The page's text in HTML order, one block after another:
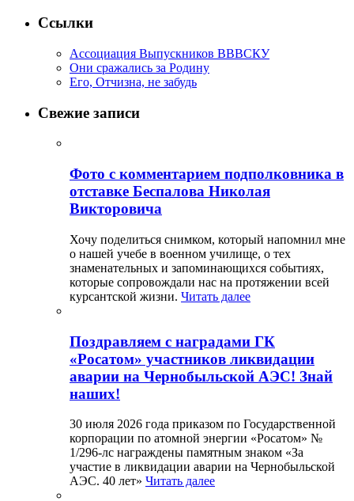
Ссылки
Ассоциация Выпускников ВВВСКУ
Они сражались за Родину
Его, Отчизна, не забудь
Свежие записи
Фото с комментарием подполковника в
отставке Беспалова Николая
Викторовича
Хочу поделиться снимком, который напомнил мне
о нашей учебе в военном училище, о тех
знаменательных и запоминающихся событиях,
которые сопровождали нас на протяжении всей
курсантской жизни. Читать далее
Поздравляем с наградами ГК
«Росатом» участников ликвидации
аварии на Чернобыльской АЭС! Знай
наших!
30 июля 2026 года приказом по Государственной
корпорации по атомной энергии «Росатом» №
1/296-лс награждены памятным знаком «За
участие в ликвидации аварии на Чернобыльской
АЭС. 40 лет» Читать далее